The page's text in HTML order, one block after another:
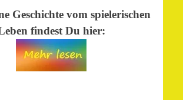
Geschichte vom spielerischen
findest Du hier: